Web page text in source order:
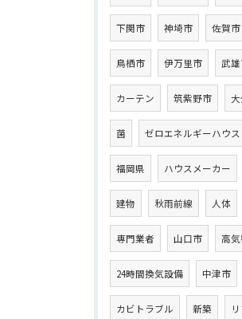
下関市 神埼市 佐賀市
鳥栖市 伊万里市 武
カーテン 筑紫野市
菌 ゼロエネルギーハウス
福岡県 ハウスメーカー
建物 秋雨前線 人体
専門業者 山口市 高
24時間換気設備 中津市
カビトラブル 新築